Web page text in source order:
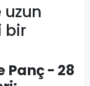
bir
Panç - 28